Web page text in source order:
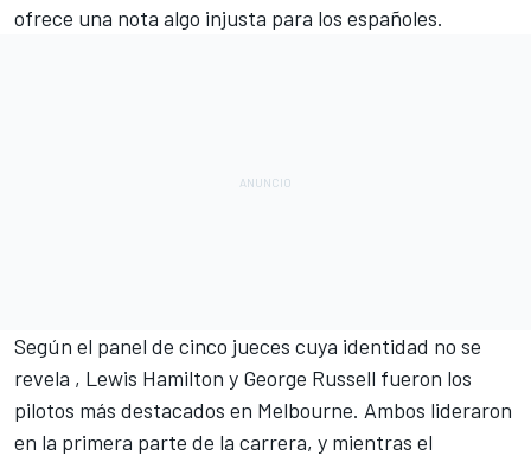
ofrece una nota algo injusta para los españoles.
Según el panel de cinco jueces cuya identidad no se
revela , Lewis Hamilton y George Russell fueron los
pilotos más destacados en Melbourne. Ambos lideraron
en la primera parte de la carrera, y mientras el